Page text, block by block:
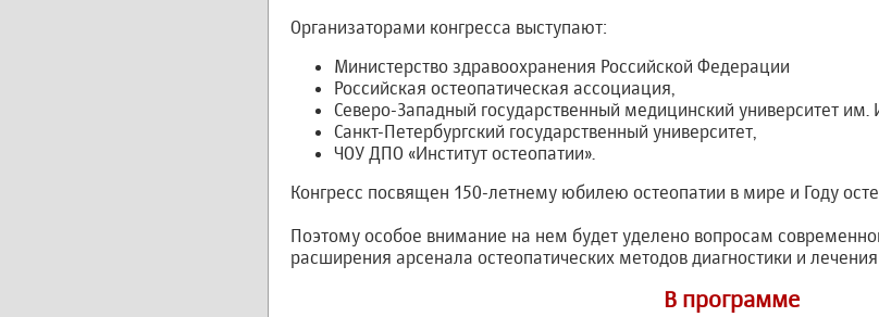
Организаторами конгресса выступают:
Министерство здравоохранения Российской Федерации
Российская остеопатическая ассоциация,
Северо-Западный государственный медицинский университет им.
Санкт-Петербургский государственный университет,
ЧОУ ДПО «Институт остеопатии».
Конгресс посвящен 150-летнему юбилею остеопатии в мире и Году
Поэтому особое внимание на нем будет уделено вопросам
расширения арсенала остеопатических методов диагностики и
В программе